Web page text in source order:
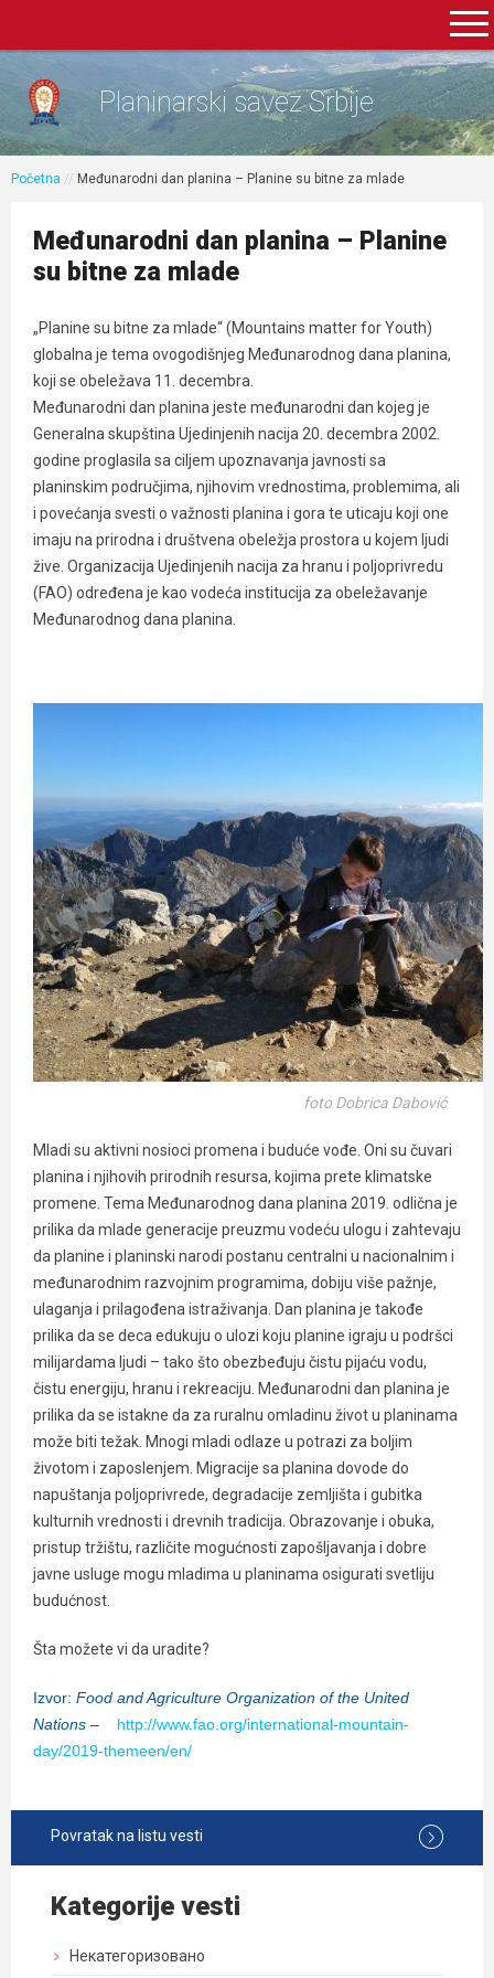
Planinarski savez Srbije
Početna // Međunarodni dan planina – Planine su bitne za mlade
Međunarodni dan planina – Planine
su bitne za mlade
„Planine su bitne za mlade“ (Mountains matter for Youth)
globalna je tema ovogodišnjeg Međunarodnog dana planina,
koji se obeležava 11. decembra.
Međunarodni dan planina jeste međunarodni dan kojeg je
Generalna skupština Ujedinjenih nacija 20. decembra 2002.
godine proglasila sa ciljem upoznavanja javnosti sa
planinskim područjima, njihovim vrednostima, problemima, ali
i povećanja svesti o važnosti planina i gora te uticaju koji one
imaju na prirodna i društvena obeležja prostora u kojem ljudi
žive. Organizacija Ujedinjenih nacija za hranu i poljoprivredu
(FAO) određena je kao vodeća institucija za obeležavanje
Međunarodnog dana planina.
foto Dobrica Dabović
Mladi su aktivni nosioci promena i buduće vođe. Oni su čuvari
planina i njihovih prirodnih resursa, kojima prete klimatske
promene. Tema Međunarodnog dana planina 2019. odlična je
prilika da mlade generacije preuzmu vodeću ulogu i zahtevaju
da planine i planinski narodi postanu centralni u nacionalnim i
međunarodnim razvojnim programima, dobiju više pažnje,
ulaganja i prilagođena istraživanja. Dan planina je takođe
prilika da se deca edukuju o ulozi koju planine igraju u podršci
milijardama ljudi – tako što obezbeđuju čistu pijaću vodu,
čistu energiju, hranu i rekreaciju. Međunarodni dan planina je
prilika da se istakne da za ruralnu omladinu život u planinama
može biti težak. Mnogi mladi odlaze u potrazi za boljim
životom i zaposlenjem. Migracije sa planina dovode do
napuštanja poljoprivrede, degradacije zemljišta i gubitka
kulturnih vrednosti i drevnih tradicija. Obrazovanje i obuka,
pristup tržištu, različite mogućnosti zapošljavanja i dobre
javne usluge mogu mladima u planinama osigurati svetliju
budućnost.
Šta možete vi da uradite?
Izvor: Food and Agriculture Organization of the United
Nations – http://www.fao.org/international-mountain-
day/2019-themeen/en/
Povratak na listu vesti
Kategorije vesti
Некатегоризовано